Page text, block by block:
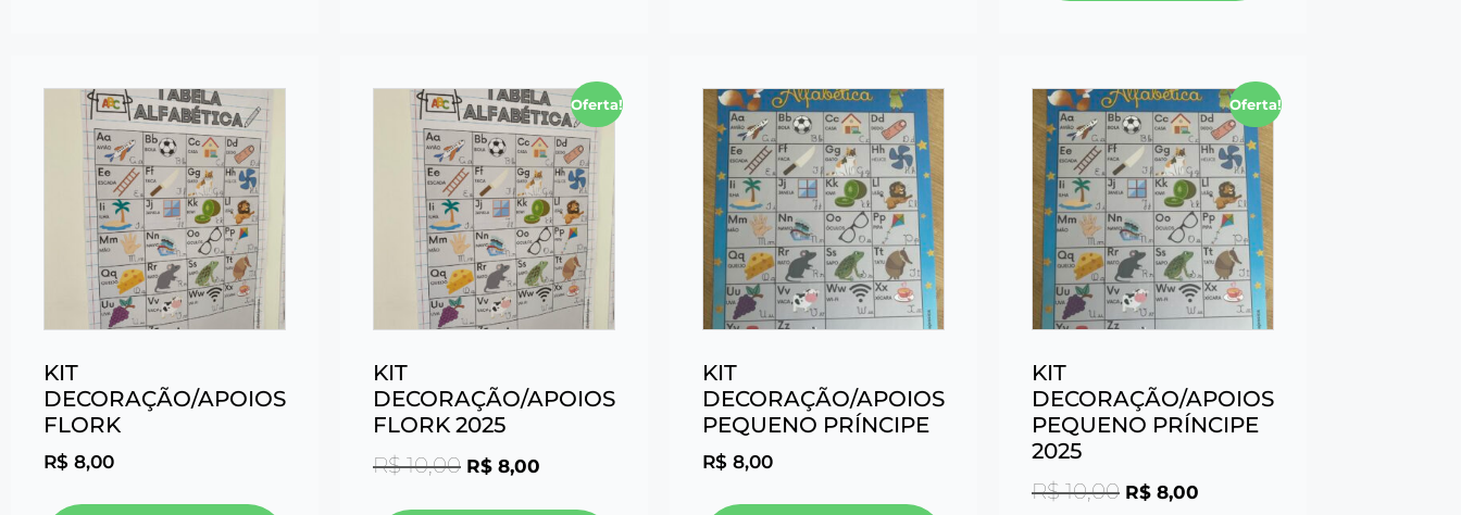
KIT
DECORAÇÃO/APOIOS
FLORK
R$ 8,00
Oferta!
KIT
DECORAÇÃO/APOIOS
FLORK 2025
R$10,00 R$ 8,00
KIT
DECORAÇÃO/APOIOS
PEQUENO PRÍNCIPE
R$ 8,00
Oferta!
KIT
DECORAÇÃO/APOIOS
PEQUENO PRÍNCIPE
2025
R$10,00 R$ 8,00